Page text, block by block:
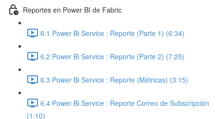
Reportes en Power BI de Fabric
6.1 Power Bi Service : Reporte (Parte 1) (6:34)
6.2 Power Bi Service : Reporte (Parte 2) (7:25)
6.3 Power Bi Service : Reporte (Métricas) (3:15)
6.4 Power Bi Service : Reporte Correo de Subscripción
(1:10)